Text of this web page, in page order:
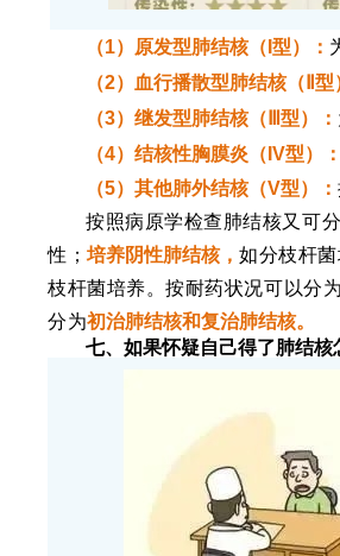
（1）原发型肺结核（I型）：
（2）血行播散型肺结核（Ⅱ型
（3）继发型肺结核（Ⅲ型）：
（4）结核性胸膜炎（IV型）：
（5）其他肺外结核（V型）：
按照病原学检查肺结核又可
性；培养阴性肺结核，如分枝杆菌
枝杆菌培养。按耐药状况可以分
分为初治肺结核和复治肺结核。
七、如果怀疑自己得了肺结核